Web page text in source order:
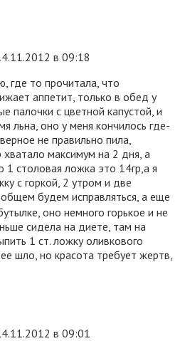
в 09:18
где то прочитала, что
аппетит, только в обед у
палочки с цветной капустой, и
льна, оно у меня кончилось где-
не правильно пила,
максимум на 2 дня, а
1 столовая ложка это 14гр,а я
с горкой, 2 утром и две
будем исправляться, а еще
оно немного горькое и не
сидела на диете, там на
1 ст. ложку оливкового
шло, но красота требует жертв,
в 09:01